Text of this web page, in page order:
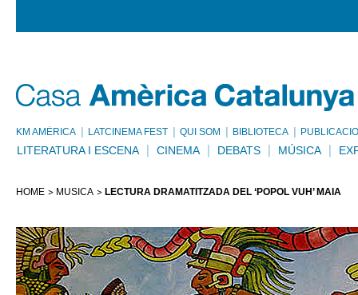
KM AMÈRICA LATCINEMA FEST QUI SOM BIBLIOTECA
LITERATURA I ESCENA CINEMA DEBATS MÚSICA
HOME MÚSICA LECTURA DRAMATITZADA DEL ‘POPOL VUH’ MAIA